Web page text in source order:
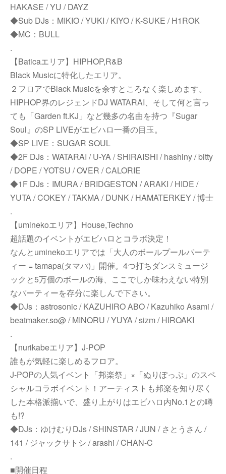
HAKASE / YU / DAYZ
◆Sub DJs：MIKIO / YUKI / KIYO / K-SUKE / H1ROK
◆MC：BULL
.
【Baticaエリア】HIPHOP,R&B
Black Musicに特化したエリア。
２フロアでBlack Musicを余すところなく楽しめます。
HIPHOP界のレジェンドDJ WATARAI、そして何と言っ
ても「Garden ft.KJ」など幾多の名曲を持つ『Sugar
Soul』のSP LIVEがエビハロ一番の目玉。
◆SP LIVE：SUGAR SOUL
◆2F DJs：WATARAI / U-YA / SHIRAISHI / hashiny / bitty
/ DOPE / YOTSU / OVER / CALORIE
◆1F DJs：IMURA / BRIDGESTON / ARAKI / HIDE /
YUTA / COKEY / TAKMA / DUNK / HAMATERKEY / 博士
.
【uminekoエリア】House,Techno
超話題のイベントがエビハロとコラボ決定！
なんとuminekoエリアでは「大人のボールプールパーテ
ィー = tamapa(タマパ)」開催。4つ打ちダンスミュージ
ックと5万個のボールの海、ここでしか味わえない特別
なパーティーを存分に楽しんで下さい。
◆DJs：astrosonic / KAZUHIRO ABO / Kazuhiko Asami /
beatmaker.so@ / MINORU / YUYA / sizm / HIROAKI
.
【nurikabeエリア】J-POP
誰もが気軽に楽しめるフロア。
J-POPの人気イベント「邦楽祭」×「ぬりぽっぷ」のスペ
シャルコラボイベント！アーティストも邦楽を知り尽く
した本格派揃いで、盛り上がりはエビハロ内No.1との噂
も!?
◆DJs：ゆけむりDJs / SHINSTAR / JUN / さとうさん /
141 / ジャックサトシ / arashi / CHAN-C
.
■開催日程